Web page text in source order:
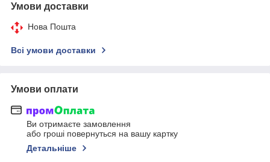
Умови доставки
Нова Пошта
Всі умови доставки
Умови оплати
Ви отримаєте замовлення
або гроші повернуться на вашу картку
Детальніше